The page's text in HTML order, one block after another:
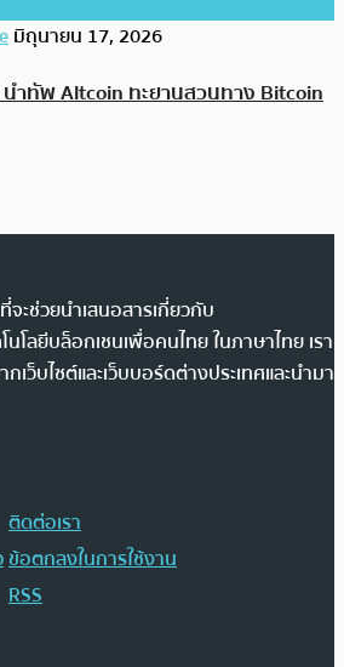
มิถุนายน 17, 2026
ำทัพ Altcoin ทะยานสวนทาง Bitcoin
ะช่วยนำเสนอสารเกี่ยวกับ
โลยีบล็อกเชนเพื่อคนไทย ในภาษาไทย เรา
ว็บไซต์และเว็บบอร์ดต่างประเทศและนำมา
ติดต่อเรา
ข้อตกลงในการใช้งาน
RSS